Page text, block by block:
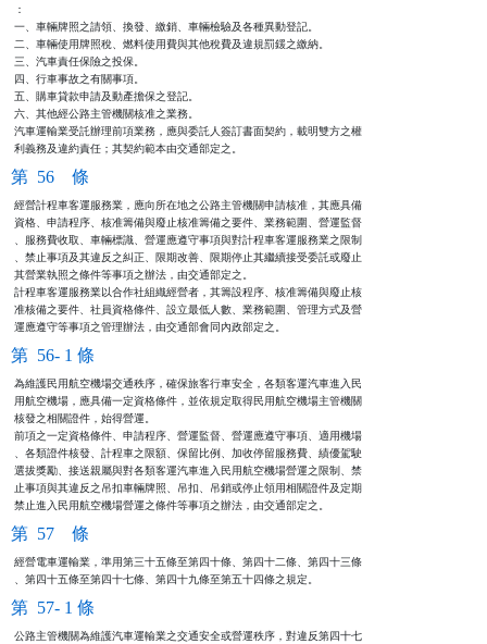
：
一、車輛牌照之請領、換發、繳銷、車輛檢驗及各種異動登記。
二、車輛使用牌照稅、燃料使用費與其他稅費及違規罰鍰之繳納。
三、汽車責任保險之投保。
四、行車事故之有關事項。
五、購車貸款申請及動產擔保之登記。
六、其他經公路主管機關核准之業務。
汽車運輸業受託辦理前項業務，應與委託人簽訂書面契約，載明雙方之權
利義務及違約責任；其契約範本由交通部定之。
第 56 條
經營計程車客運服務業，應向所在地之公路主管機關申請核准，其應具備
資格、申請程序、核准籌備與廢止核准籌備之要件、業務範圍、營運監督
、服務費收取、車輛標識、營運應遵守事項與對計程車客運服務業之限制
、禁止事項及其違反之糾正、限期改善、限期停止其繼續接受委託或廢止
其營業執照之條件等事項之辦法，由交通部定之。
計程車客運服務業以合作社組織經營者，其籌設程序、核准籌備與廢止核
准核備之要件、社員資格條件、設立最低人數、業務範圍、管理方式及營
運應遵守等事項之管理辦法，由交通部會同內政部定之。
第 56- 1 條
為維護民用航空機場交通秩序，確保旅客行車安全，各類客運汽車進入民
用航空機場，應具備一定資格條件，並依規定取得民用航空機場主管機關
核發之相關證件，始得營運。
前項之一定資格條件、申請程序、營運監督、營運應遵守事項、適用機場
、各類證件核發、計程車之限額、保留比例、加收停留服務費、績優駕駛
選拔獎勵、接送親屬與對各類客運汽車進入民用航空機場營運之限制、禁
止事項與其違反之吊扣車輛牌照、吊扣、吊銷或停止領用相關證件及定期
禁止進入民用航空機場營運之條件等事項之辦法，由交通部定之。
第 57 條
經營電車運輸業，準用第三十五條至第四十條、第四十二條、第四十三條
、第四十五條至第四十七條、第四十九條至第五十四條之規定。
第 57- 1 條
公路主管機關為維護汽車運輸業之交通安全或營運秩序，對違反第四十七